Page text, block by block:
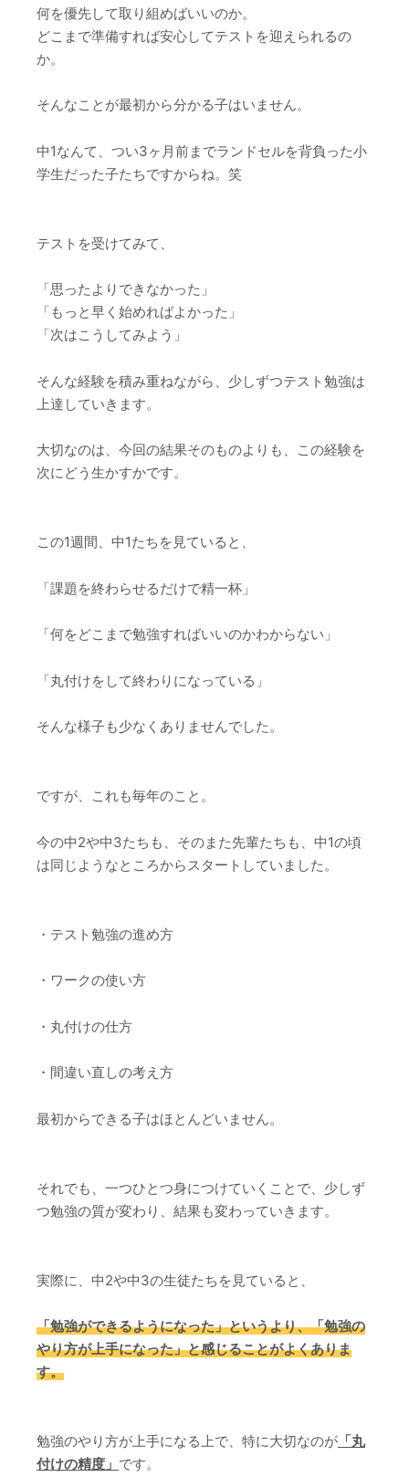
何を優先して取り組めばいいのか。
どこまで準備すれば安心してテストを迎えられるの
か。
そんなことが最初から分かる子はいません。
中1なんて、つい3ヶ月前までランドセルを背負った小
学生だった子たちですからね。笑
テストを受けてみて、
「思ったよりできなかった」
「もっと早く始めればよかった」
「次はこうしてみよう」
そんな経験を積み重ねながら、少しずつテスト勉強は
上達していきます。
大切なのは、今回の結果そのものよりも、この経験を
次にどう生かすかです。
この1週間、中1たちを見ていると、
「課題を終わらせるだけで精一杯」
「何をどこまで勉強すればいいのかわからない」
「丸付けをして終わりになっている」
そんな様子も少なくありませんでした。
ですが、これも毎年のこと。
今の中2や中3たちも、そのまた先輩たちも、中1の頃
は同じようなところからスタートしていました。
・テスト勉強の進め方
・ワークの使い方
・丸付けの仕方
・間違い直しの考え方
最初からできる子はほとんどいません。
それでも、一つひとつ身につけていくことで、少しず
つ勉強の質が変わり、結果も変わっていきます。
実際に、中2や中3の生徒たちを見ていると、
「勉強ができるようになった」というより、「勉強の
やり方が上手になった」と感じることがよくありま
す。
勉強のやり方が上手になる上で、特に大切なのが 「丸
付けの精度」 です。